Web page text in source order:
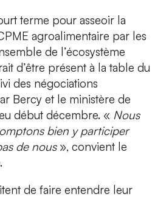
terme pour asseoir la
agroalimentaire par les
de l’écosystème
d’être présent à la table du
des négociations
Bercy et le ministère de
début décembre. « Nous
bien y participer
de nous », convient le
de faire entendre leur